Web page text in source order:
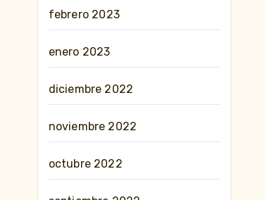
febrero 2023
enero 2023
diciembre 2022
noviembre 2022
octubre 2022